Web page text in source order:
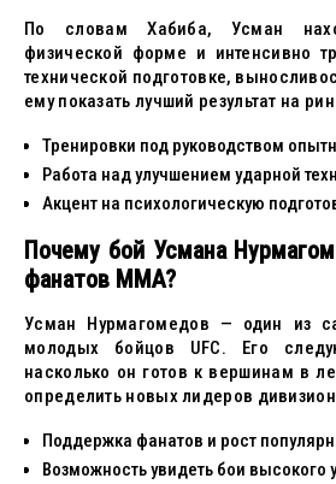
По словам Хабиба, Усман
физической форме и интенсивно
технической подготовке,
ему показать лучший результат на
Тренировки под руководством
Работа над улучшением ударной
Акцент на психологическую
Почему бой Усмана
фанатов MMA?
Усман Нурмагомедов — один из
молодых бойцов UFC. Его
насколько он готов к вершинам в
определить новых лидеров
Поддержка фанатов и рост
Возможность увидеть бои высокого